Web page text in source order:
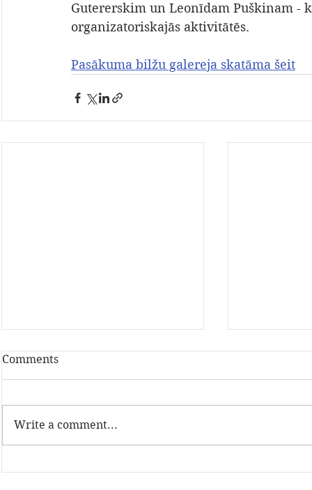
Gutererskim un Leonīdam Puškinam -
organizatoriskajās aktivitātēs.
Pasākuma bilžu galereja skatāma šeit
Comments
Write a comment...